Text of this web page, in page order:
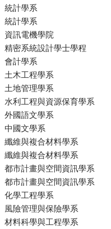
統計學系
統計學系
資訊電機學院
精密系統設計學士學程
會計學系
土木工程學系
土地管理學系
水利工程與資源保育學系
外國語文學系
中國文學系
纖維與複合材料學系
纖維與複合材料學系
都市計畫與空間資訊學系
都市計畫與空間資訊學系
化學工程學系
風險管理與保險學系
材料科學與工程學系